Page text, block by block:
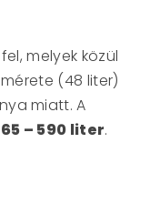
melyek közül
mérete (48 liter)
miatt. A
– 590 liter.